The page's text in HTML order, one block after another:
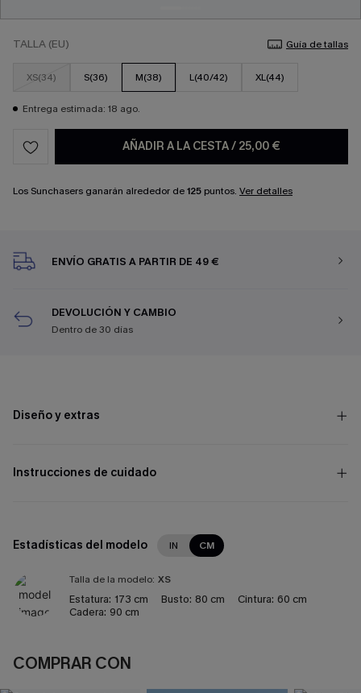
TALLA (EU) Guía de tallas
XS(34) S(36) M(38) L(40/42) XL(44)
Entrega estimada: 18 ago.
AÑADIR A LA CESTA/ 25,00 €
Los Sunchasers ganarán alrededor de125 puntos. Ver detalles
ENVÍO GRATIS A PARTIR DE 49 €
DEVOLUCIÓN Y CAMBIO
Dentro de 30 días
Diseño y extras
Instrucciones de cuidado
Estadísticas del modelo IN CM
Talla de la modelo: XS
Estatura: 173 cm Busto: 80 cm Cintura: 60 cm
Cadera: 90 cm
COMPRAR CON